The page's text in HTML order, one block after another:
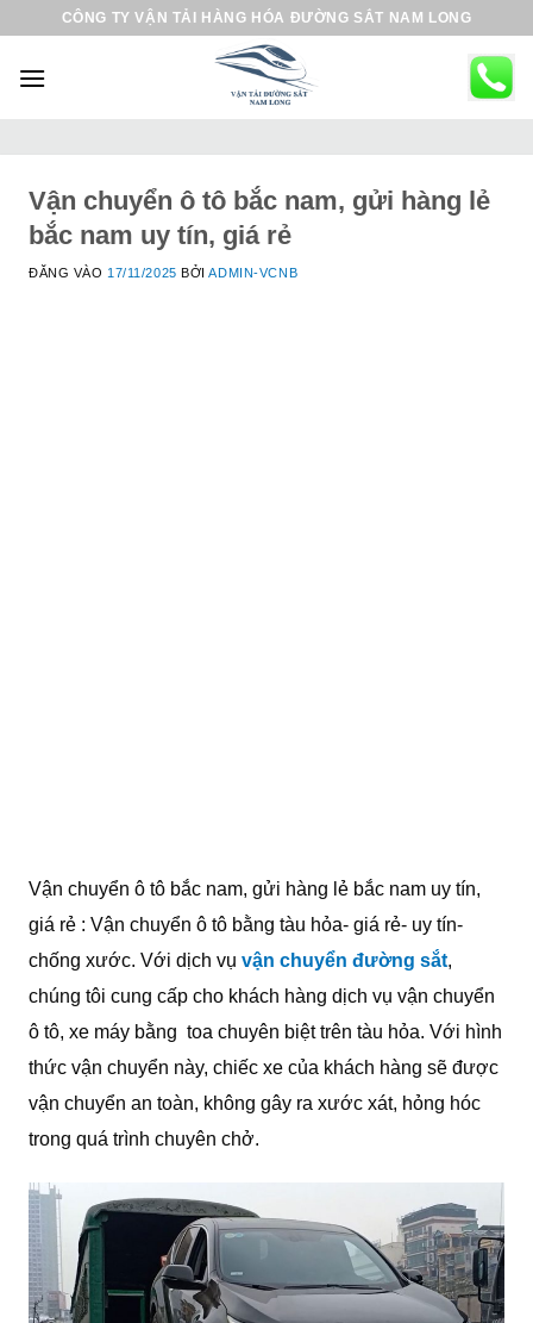
CÔNG TY VẬN TẢI HÀNG HÓA ĐƯỜNG SẮT NAM LONG
Vận chuyển ô tô bắc nam, gửi hàng lẻ
bắc nam uy tín, giá rẻ
ĐĂNG VÀO 17/11/2025 BỞIADMIN-VCNB
Vận chuyển ô tô bắc nam, gửi hàng lẻ bắc nam uy tín,
giá rẻ : Vận chuyển ô tô bằng tàu hỏa- giá rẻ- uy tín-
chống xước. Với dịch vụ vận chuyển đường sắt,
chúng tôi cung cấp cho khách hàng dịch vụ vận chuyển
ô tô, xe máy bằng toa chuyên biệt trên tàu hỏa. Với hình
thức vận chuyển này, chiếc xe của khách hàng sẽ được
vận chuyển an toàn, không gây ra xước xát, hỏng hóc
trong quá trình chuyên chở.